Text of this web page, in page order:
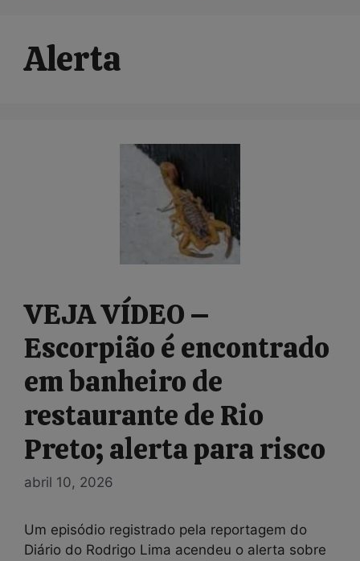
Alerta
VEJA VÍDEO –
Escorpião é encontrado
em banheiro de
restaurante de Rio
Preto; alerta para risco
abril 10, 2026
Um episódio registrado pela reportagem do
Diário do Rodrigo Lima acendeu o alerta sobre